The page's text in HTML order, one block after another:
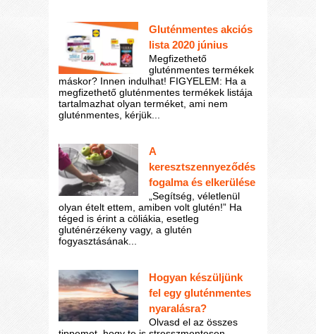
Gluténmentes akciós
lista 2020 június
Megfizethető
gluténmentes termékek
máskor? Innen indulhat! FIGYELEM: Ha a
megfizethető gluténmentes termékek listája
tartalmazhat olyan terméket, ami nem
gluténmentes, kérjük...
A
keresztszennyeződés
fogalma és elkerülése
„Segítség, véletlenül
olyan ételt ettem, amiben volt glutén!” Ha
téged is érint a cöliákia, esetleg
gluténérzékeny vagy, a glutén
fogyasztásának...
Hogyan készüljünk
fel egy gluténmentes
nyaralásra?
Olvasd el az összes